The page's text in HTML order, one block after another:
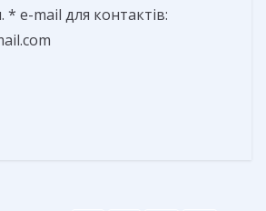
* e-mail для контактів: